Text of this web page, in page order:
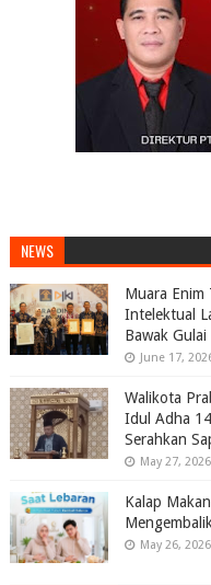
NEWS
Muara Enim
Intelektual
Bawak
June 17,
Walikota
Idul Adha
Serahkan
May 27, 2026
Kalap
May 26, 2026